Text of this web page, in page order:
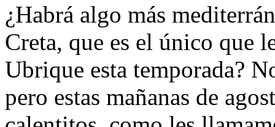
¿Habrá algo más
Creta, que es el único que
Ubrique esta temporada?
pero estas mañanas de